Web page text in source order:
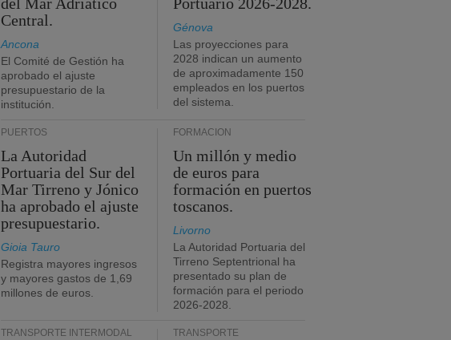
Central.
Ancona
El Comité de Gestión ha
aprobado el ajuste
presupuestario de la
institución.
Génova
Las proyecciones para
2028 indican un aumento
de aproximadamente 150
empleados en los puertos
del sistema.
PUERTOS
La Autoridad
Portuaria del Sur del
Mar Tirreno y Jónico
ha aprobado el ajuste
presupuestario.
Gioia Tauro
Registra mayores ingresos
y mayores gastos de 1,69
millones de euros.
FORMACIÓN
Un millón y medio
de euros para
formación en puertos
toscanos.
Livorno
La Autoridad Portuaria del
Tirreno Septentrional ha
presentado su plan de
formación para el periodo
2026-2028.
TRANSPORTE INTERMODAL TRANSPORTE